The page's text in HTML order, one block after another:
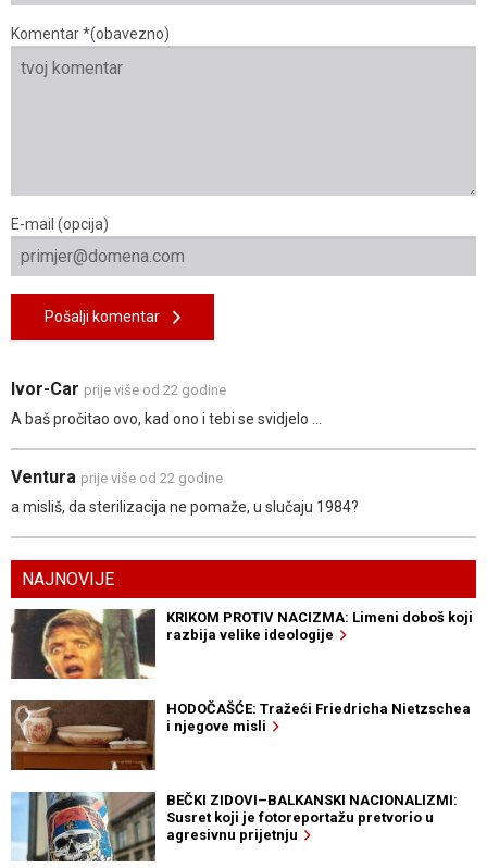
Komentar *(obavezno)
E-mail (opcija)
Pošalji komentar
Ivor-Car prije više od 22 godine
A baš pročitao ovo, kad ono i tebi se svidjelo ...
Ventura prije više od 22 godine
a misliš, da sterilizacija ne pomaže, u slučaju 1984?
NAJNOVIJE
KRIKOM PROTIV NACIZMA: Limeni doboš koji
razbija velike ideologije
HODOČAŠĆE: Tražeći Friedricha Nietzschea
i njegove misli
BEČKI ZIDOVI–BALKANSKI NACIONALIZMI:
Susret koji je fotoreportažu pretvorio u
agresivnu prijetnju